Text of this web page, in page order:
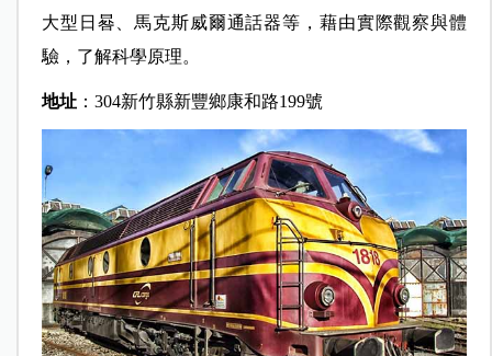
大型日晷、馬克斯威爾通話器等，藉由實際觀察與體
驗，了解科學原理。
地址： 304新竹縣新豐鄉康和路199號